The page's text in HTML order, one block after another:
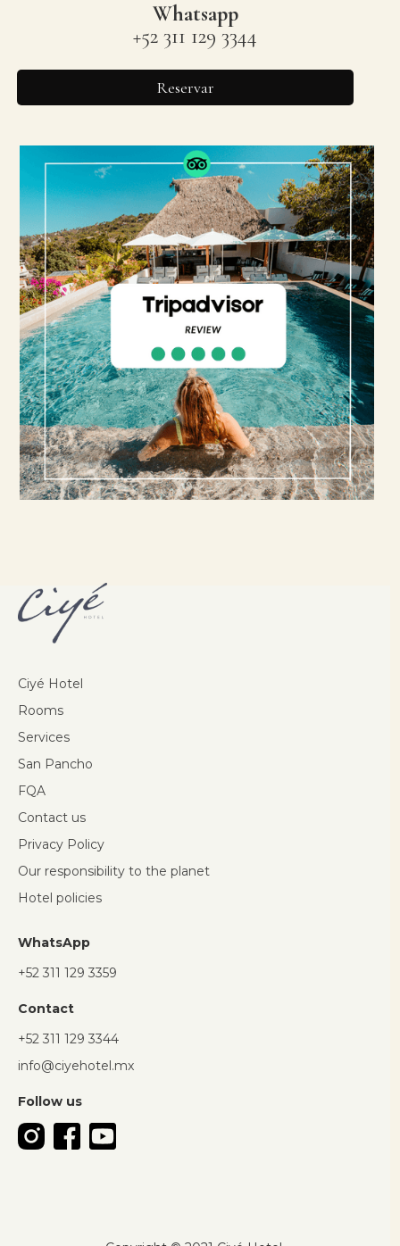
Whatsapp
+52 311 129 3344
Reservar
Ciyé Hotel
Rooms
Services
San Pancho
FQA
Contact us
Privacy Policy
Our responsibility to the planet
Hotel policies
WhatsApp
+52 311 129 3359
Contact
+52 311 129 3344
info@ciyehotel.mx
Follow us